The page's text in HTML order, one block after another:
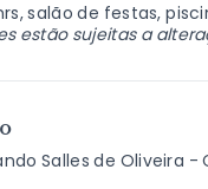
salão de festas,
estão sujeitas a
Salles de Oliveira -